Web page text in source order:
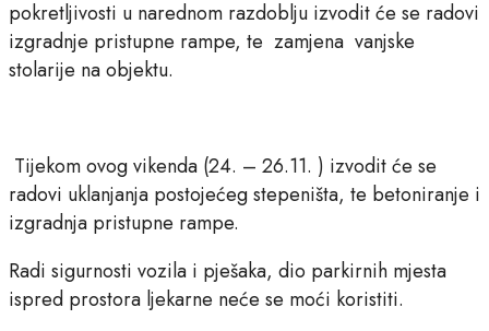
pokretljivosti u narednom razdoblju izvodit će se radovi
izgradnje pristupne rampe, te zamjena vanjske
stolarije na objektu.
Tijekom ovog vikenda (24. – 26.11. ) izvodit će se
radovi uklanjanja postojećeg stepeništa, te betoniranje i
izgradnja pristupne rampe.
Radi sigurnosti vozila i pješaka, dio parkirnih mjesta
ispred prostora ljekarne neće se moći koristiti.